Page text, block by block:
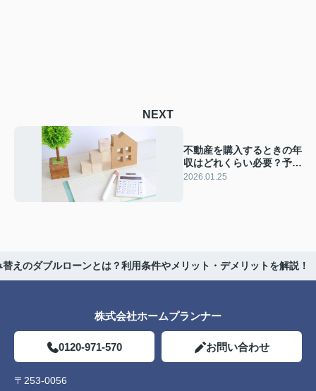
NEXT
不動産を購入するときの年
収はどれくらい必要？予算
や計算方法を解説
2026.01.25
替えのダブルローンとは？利用条件やメリット・デメリットを解説！
株式会社ホームプランナー
0120-971-570 お問い合わせ
〒253-0056